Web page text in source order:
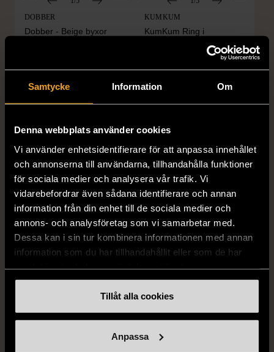
Samtycke Information Om
Denna webbplats använder cookies
Vi använder enhetsidentifierare för att anpassa innehållet
och annonserna till användarna, tillhandahålla funktioner
för sociala medier och analysera vår trafik. Vi
vidarebefordrar även sådana identifierare och annan
information från din enhet till de sociala medier och
annons- och analysföretag som vi samarbetar med.
Dessa kan i sin tur kombinera informationen med annan
information som du har tillhandahållit eller som de har
Tillåt alla cookies
Anpassa
DOBBER
Dobber - Beige byxor
179 kr
KUMKUM
KumKum Ring i
sterlingsilver med svarta
399 kr
1/4
1/5
69 kr